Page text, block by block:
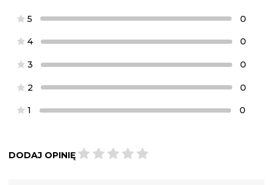
5 0
4 0
3 0
2 0
1 0
DODAJ OPINIĘ